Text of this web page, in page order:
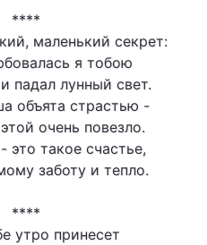
****
маленький секрет:
я тобою
падал лунный свет.
объята страстью -
очень повезло.
это такое счастье,
заботу и тепло.
****
утро принесет